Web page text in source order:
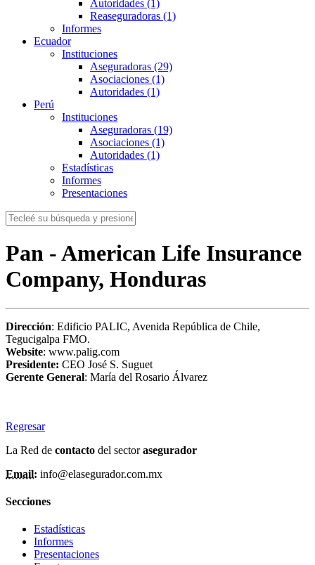
Autoridades (1)
Reaseguradoras (1)
Informes
Ecuador
Instituciones
Aseguradoras (29)
Asociaciones (1)
Autoridades (1)
Perú
Instituciones
Aseguradoras (19)
Asociaciones (1)
Autoridades (1)
Estadísticas
Informes
Presentaciones
Pan - American Life Insurance
Company, Honduras
Dirección: Edificio PALIC, Avenida República de Chile,
Tegucigalpa FMO.
Website: www.palig.com
Presidente: CEO José S. Suguet
Gerente General: María del Rosario Álvarez
Regresar
La Red de contacto del sectorasegurador
Email: info@elasegurador.com.mx
Secciones
Estadísticas
Informes
Presentaciones